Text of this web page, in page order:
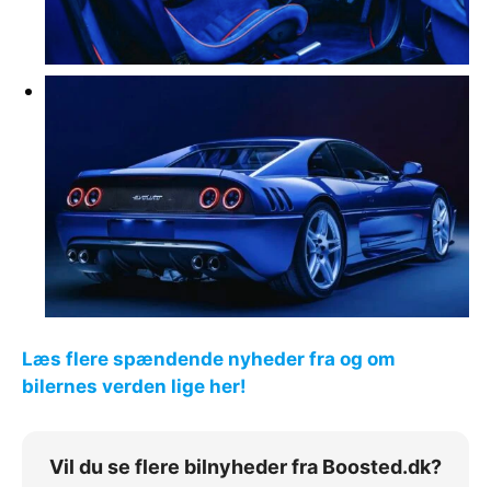
Læs flere spændende nyheder fra og om
bilernes verden lige her!
Vil du se flere bilnyheder fra Boosted.dk?